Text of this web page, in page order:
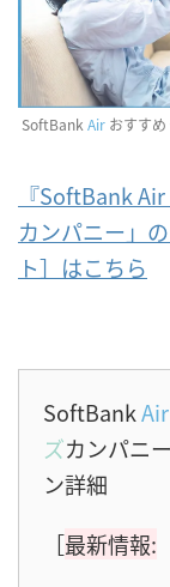
SoftBank Air おすす
『SoftBank
カンパニー」
ト］はこちら
SoftBankAir
ズカンパニ
ン詳細
［最新情報: